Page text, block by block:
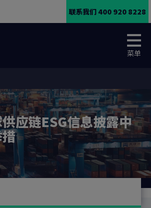
联系我们 400 920 8228
菜单
应链ESG信息披露中